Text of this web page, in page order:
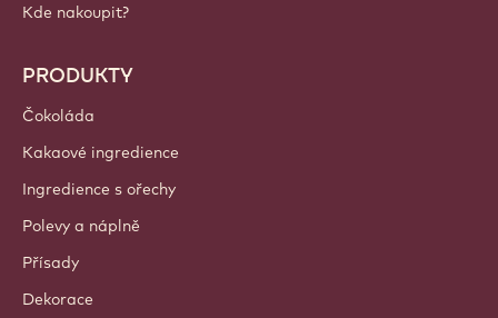
Kde nakoupit?
PRODUKTY
Čokoláda
Kakaové ingredience
Ingredience s ořechy
Polevy a náplně
Přísady
Dekorace